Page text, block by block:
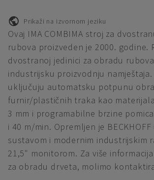
Prikaži na izvornom jeziku
Ovaj IMA COMBIMA stroj za
rubova proizveden je 2000. godine.
dvostranoj jedinici za obradu
industrijsku proizvodnju namještaja.
uključuju automatsku potpunu
furnir/plastičnih traka kao
3 mm i programabilne brzine
i 40 m/min. Opremljen je
sustavom i modernim industrijskim
21,5" monitorom. Za više
za obradu drveta, molimo